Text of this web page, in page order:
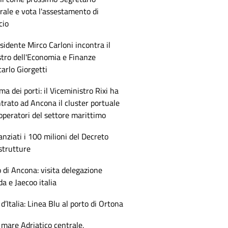
e vota l'assestamento di
Mirco Carloni incontra il
dell'Economia e Finanze
Giorgetti
dei porti: il Viceministro Rixi ha
ad Ancona il cluster portuale
del settore marittimo
i 100 milioni del Decreto
di Ancona: visita delegazione
e Jaecoo italia
Linea Blu al porto di Ortona
Adriatico centrale,